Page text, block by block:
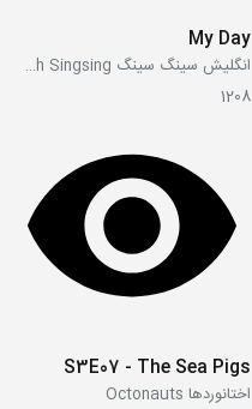
My Day
انگلیش سینگ سینگ English Singsing
1208
S3E07 - The Sea Pigs
اختانوردها Octonauts